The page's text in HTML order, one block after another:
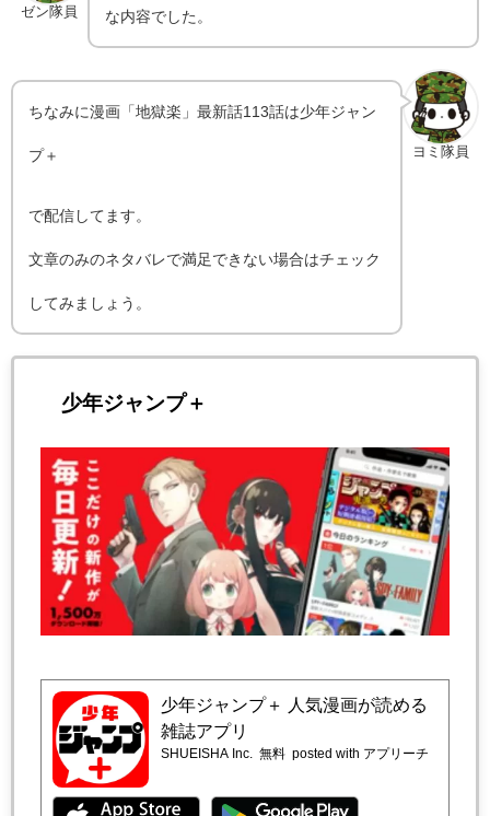
ゼン隊員 な内容でした。
ヨミ隊員
ちなみに漫画「地獄楽」最新話113話は少年ジャン
プ＋
で配信してます。
文章のみのネタバレで満足できない場合はチェック
してみましょう。
少年ジャンプ＋
少年ジャンプ＋ 人気漫画が読める
雑誌アプリ
SHUEISHA Inc. 無料 posted with アプリーチ